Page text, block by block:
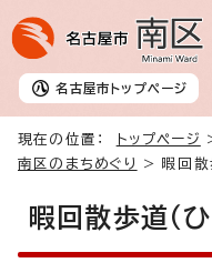
名古屋市 トップページ
現在の位置： トップページ
南区のまちめぐり
> 暇回散
暇回散歩道（